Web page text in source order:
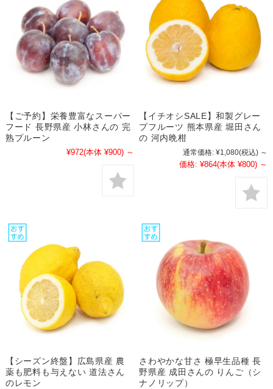
【ご予約】栄養豊富なスーパー
フード 長野県産 小林さんの 完
熟プルーン
¥972(本体 ¥900) ～
【イチオシSALE】和製グレー
プフルーツ 熊本県産 堀田さん
の 河内晩柑
通常価格: ¥1,080(税込) ～
価格: ¥864(本体 ¥800) ～
【シーズン終盤】広島県産 農
薬も肥料も与えない 道法さん
のレモン
さわやかな甘さ 極早生品種 長
野県産 成田さんの りんご（シ
ナノリップ）